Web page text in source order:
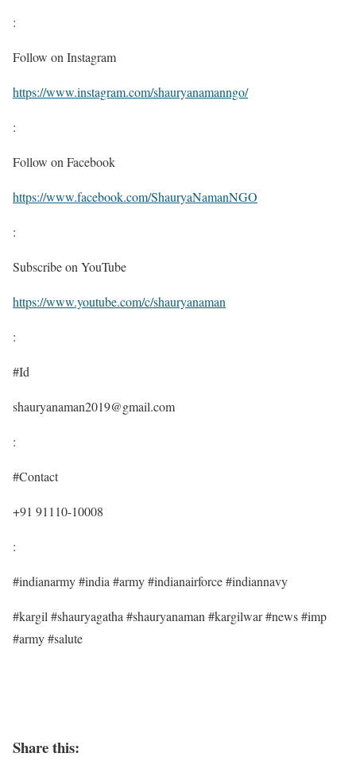
:
Follow on Instagram
https://www.instagram.com/shauryanamanngo/
:
Follow on Facebook
https://www.facebook.com/ShauryaNamanNGO
:
Subscribe on YouTube
https://www.youtube.com/c/shauryanaman
:
#Id
shauryanaman2019@gmail.com
:
#Contact
+91 91110-10008
:
#indianarmy #india #army #indianairforce #indiannavy
#kargil #shauryagatha #shauryanaman #kargilwar #news #imp
#army #salute
Share this: